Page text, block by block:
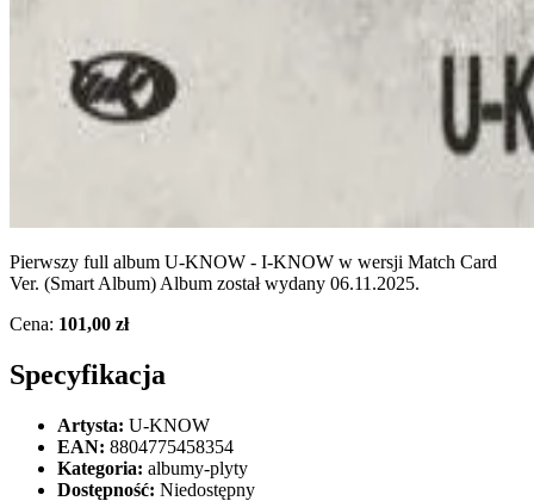
Pierwszy full album U-KNOW - I-KNOW w wersji Match Card
Ver. (Smart Album) Album został wydany 06.11.2025.
Cena: 101,00 zł
Specyfikacja
Artysta: U-KNOW
EAN: 8804775458354
Kategoria: albumy-plyty
Dostępność: Niedostępny